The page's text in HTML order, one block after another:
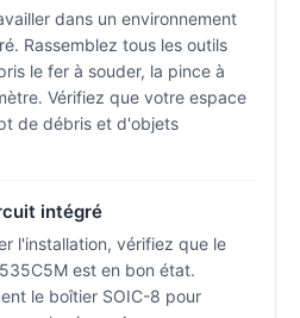
dans un environnement
Rassemblez tous les outils
le fer à souder, la pince à
Vérifiez que votre espace
de débris et d'objets
intégré
l'installation, vérifiez que le
est en bon état.
le boîtier SOIC-8 pour